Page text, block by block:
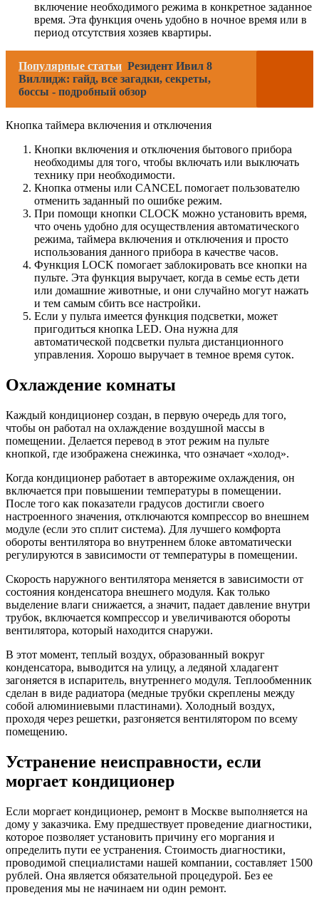
включение необходимого режима в конкретное заданное
время. Эта функция очень удобно в ночное время или в
период отсутствия хозяев квартиры.
Популярные статьи Резидент Ивил 8
Виллидж: гайд, все загадки, секреты,
боссы - подробный обзор
Кнопка таймера включения и отключения
Кнопки включения и отключения бытового прибора
необходимы для того, чтобы включать или выключать
технику при необходимости.
Кнопка отмены или CANCEL помогает пользователю
отменить заданный по ошибке режим.
При помощи кнопки CLOCK можно установить время,
что очень удобно для осуществления автоматического
режима, таймера включения и отключения и просто
использования данного прибора в качестве часов.
Функция LOCK помогает заблокировать все кнопки на
пульте. Эта функция выручает, когда в семье есть дети
или домашние животные, и они случайно могут нажать
и тем самым сбить все настройки.
Если у пульта имеется функция подсветки, может
пригодиться кнопка LED. Она нужна для
автоматической подсветки пульта дистанционного
управления. Хорошо выручает в темное время суток.
Охлаждение комнаты
Каждый кондиционер создан, в первую очередь для того,
чтобы он работал на охлаждение воздушной массы в
помещении. Делается перевод в этот режим на пульте
кнопкой, где изображена снежинка, что означает «холод».
Когда кондиционер работает в авторежиме охлаждения, он
включается при повышении температуры в помещении.
После того как показатели градусов достигли своего
настроенного значения, отключаются компрессор во внешнем
модуле (если это сплит система). Для лучшего комфорта
обороты вентилятора во внутреннем блоке автоматически
регулируются в зависимости от температуры в помещении.
Скорость наружного вентилятора меняется в зависимости от
состояния конденсатора внешнего модуля. Как только
выделение влаги снижается, а значит, падает давление внутри
трубок, включается компрессор и увеличиваются обороты
вентилятора, который находится снаружи.
В этот момент, теплый воздух, образованный вокруг
конденсатора, выводится на улицу, а ледяной хладагент
загоняется в испаритель, внутреннего модуля. Теплообменник
сделан в виде радиатора (медные трубки скреплены между
собой алюминиевыми пластинами). Холодный воздух,
проходя через решетки, разгоняется вентилятором по всему
помещению.
Устранение неисправности, если
моргает кондиционер
Если моргает кондиционер, ремонт в Москве выполняется на
дому у заказчика. Ему предшествует проведение диагностики,
которое позволяет установить причину его моргания и
определить пути ее устранения. Стоимость диагностики,
проводимой специалистами нашей компании, составляет 1500
рублей. Она является обязательной процедурой. Без ее
проведения мы не начинаем ни один ремонт.